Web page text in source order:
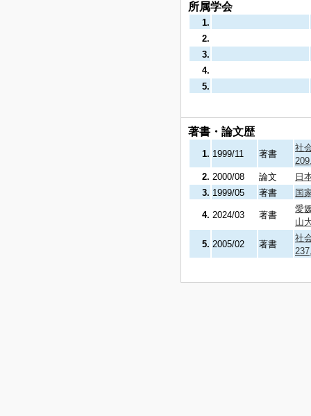
所属学会
1.
2.
3.
4.
5.
著書・論文歴
1. 1999/11 著書
社
2. 2000/08 論文
日
3. 1999/05 著書 国
4. 2024/03 著書
愛
山
5. 2005/02 著書
社